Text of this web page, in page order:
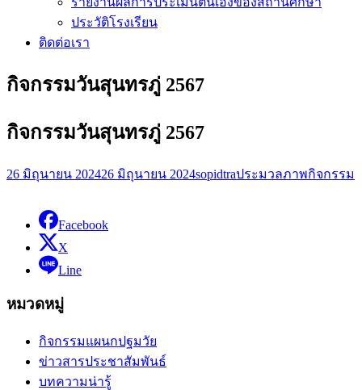
ประวัติโรงเรียน
ติดต่อเรา
กิจกรรมวันสุนทรภู่ 2567
กิจกรรมวันสุนทรภู่ 2567
26 มิถุนายน 202426 มิถุนายน 2024sopidtraประมวลภาพกิจกรรม
Facebook
X
Line
หมวดหมู่
กิจกรรมแผนกปฐมวัย
ข่าวสารประชาสัมพันธ์
บทความน่ารู้